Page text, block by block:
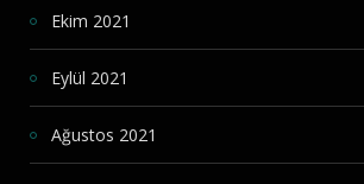
Ekim 2021
Eylül 2021
Ağustos 2021